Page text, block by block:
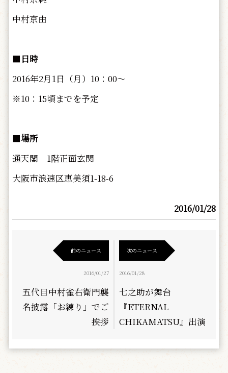
中村京由
■ 日時
2016年2月1日（月）10：00～
※10：15頃までを予定
■場所
通天閣 1階正面玄関
大阪市浪速区恵美須1-18-6
2016/01/28
前のニュース
2016/01/27
五代目中村雀右衛門襲
名披露「お練り」でご
挨拶
次のニュース
2016/01/28
七之助が舞台
『ETERNAL
CHIKAMATSU』出演